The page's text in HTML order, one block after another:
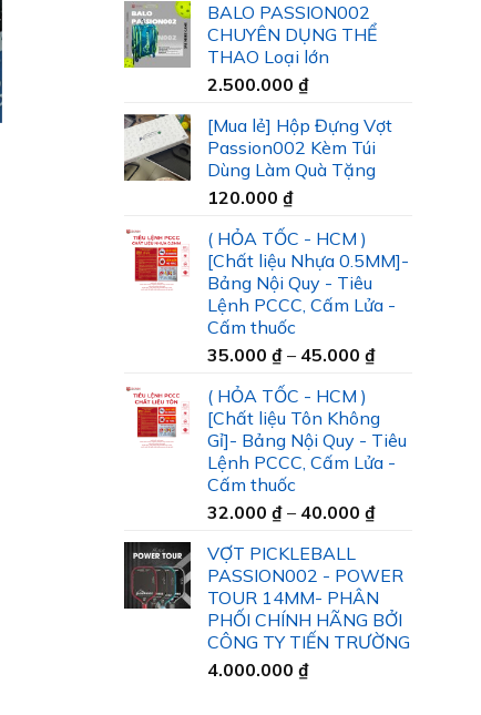
BALO PASSION002
CHUYÊN DỤNG THỂ
THAO Loại lớn
2.500.000 ₫
[Mua lẻ] Hộp Đựng Vợt
Passion002 Kèm Túi
Dùng Làm Quà Tặng
120.000 ₫
( HỎA TỐC - HCM )
[Chất liệu Nhựa 0.5MM]-
Bảng Nội Quy - Tiêu
Lệnh PCCC, Cấm Lửa -
Cấm thuốc
35.000 ₫ – 45.000 ₫Khoảng
35.000 ₫
đến
45.000 ₫
( HỎA TỐC - HCM )
[Chất liệu Tôn Không
Gỉ]- Bảng Nội Quy - Tiêu
Lệnh PCCC, Cấm Lửa -
Cấm thuốc
32.000 ₫ – 40.000 ₫Khoảng
32.000 ₫
đến
40.000 ₫
VỢT PICKLEBALL
PASSION002 - POWER
TOUR 14MM- PHÂN
PHỐI CHÍNH HÃNG BỞI
CÔNG TY TIẾN TRƯỜNG
4.000.000 ₫